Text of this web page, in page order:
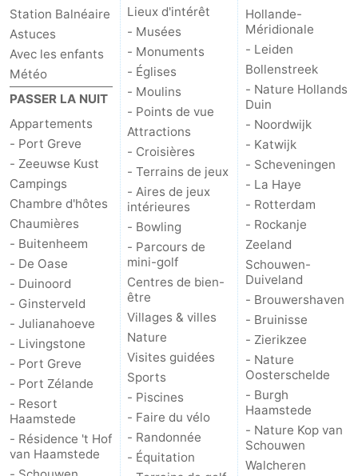
Oosterschelde
Burgh
-
Kop
van
Schouwen
-
Veere
-
Nature
Oranjezon
Oostkapelle
-
Nature
de
Mantelingen
-
Domburg
-
Zoutelande
Vlissingen
Middelburg
Météo
Contact
Station Balnéaire
Astuces
Avec les enfants
Météo
PASSER LA NUIT
Appartements
- Port Greve
- Zeeuwse Kust
Campings
Chambre d'hôtes
Chaumières
- Buitenheem
- De Oase
- Duinoord
- Ginsterveld
- Julianahoeve
- Livingstone
- Port Greve
- Port Zélande
- Resort
Haamstede
- Résidence 't Hof
van Haamstede
Lieux d'intérêt
- Musées
- Monuments
- Églises
- Moulins
- Points de vue
Attractions
- Croisières
- Terrains de jeux
- Aires de jeux
intérieures
- Bowling
- Parcours de
mini-golf
Centres de bien-
être
Villages & villes
Nature
Visites guidées
Sports
- Piscines
- Faire du vélo
- Randonnée
- Équitation
Hollande-
Méridionale
- Leiden
Bollenstreek
- Nature Hollands
Duin
- Noordwijk
- Katwijk
- Scheveningen
- La Haye
- Rotterdam
- Rockanje
Zeeland
Schouwen-
Duiveland
- Brouwershaven
- Bruinisse
- Zierikzee
- Nature
Oosterschelde
- Burgh
Haamstede
- Nature Kop van
Schouwen
Walcheren